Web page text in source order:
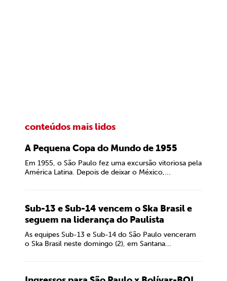
conteúdos mais lidos
A Pequena Copa do Mundo de 1955
Em 1955, o São Paulo fez uma excursão vitoriosa pela
América Latina. Depois de deixar o México,...
Sub-13 e Sub-14 vencem o Ska Brasil e
seguem na liderança do Paulista
As equipes Sub-13 e Sub-14 do São Paulo venceram
o Ska Brasil neste domingo (2), em Santana...